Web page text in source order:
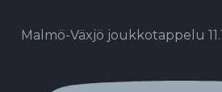
Malmö-Växjö joukkotappelu